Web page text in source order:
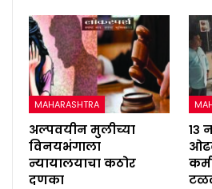
MAHARASHTRA
अल्पवयीन मुलीच्या
विनयभंगाला
न्यायालयाचा कठोर
दणका
१३